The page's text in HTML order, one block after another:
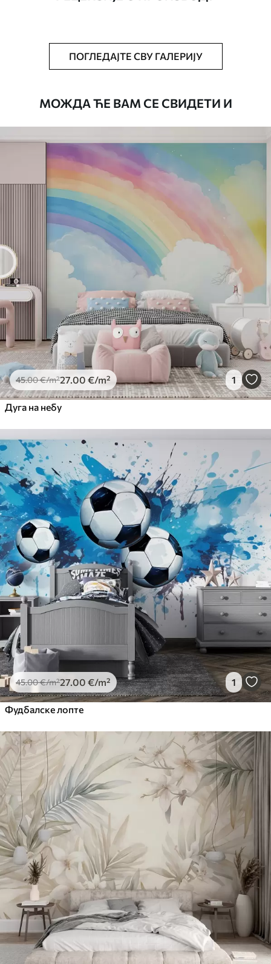
Тапета се може нежно очистити меким
сунђером. Позадине са завршном
водом.
Доступни материјали
Standard
27.00
Premium
€
Premium Vinil
.00€/m²
Peel and Stick
81.6749.00€/m²
ПОГЛЕДАЈТЕ СВУ ГАЛЕРИЈУ
МОЖДА ЋЕ ВАМ СЕ СВИДЕТИ И
45.00€/m²27 .00 €/m² 1
Дуга на небу
45.00€/m²27 .00 €/m² 1
Фудбалске лопте